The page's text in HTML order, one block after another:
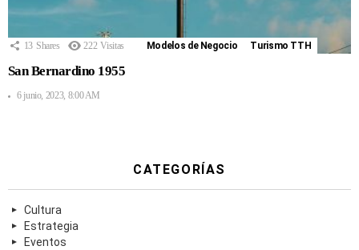
13 Shares 222 Visitas Modelos de Negocio Turismo TTH
San Bernardino 1955
6 junio, 2023, 8:00 AM
CATEGORÍAS
Cultura
Estrategia
Eventos